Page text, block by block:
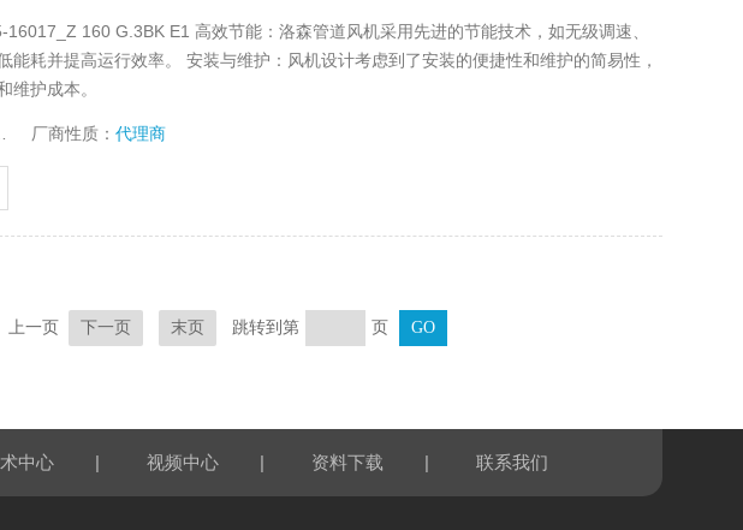
160 G.3BK E1 高效节能：洛森管道风机采用先进的节能技术，如无级调速、
能耗并提高运行效率。 安装与维护：风机设计考虑到了安装的便捷性和维护的简易性，
维护成本。
厂商性质：代理商
上一页 下一页 末页 跳转到第 页
中心 | 视频中心 | 资料下载 | 联系我们